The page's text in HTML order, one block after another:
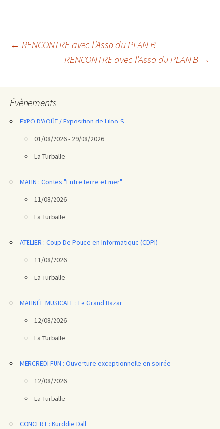
Navigation
← RENCONTRE avec l’Asso du PLAN B
RENCONTRE avec l’Asso du PLAN B →
Évènements
EXPO D'AOÛT / Exposition de Liloo-S
01/08/2026 - 29/08/2026
La Turballe
MATIN : Contes "Entre terre et mer"
11/08/2026
La Turballe
ATELIER : Coup De Pouce en Informatique (CDPI)
11/08/2026
La Turballe
MATINÉE MUSICALE : Le Grand Bazar
12/08/2026
La Turballe
MERCREDI FUN : Ouverture exceptionnelle en soirée
12/08/2026
La Turballe
CONCERT : Kurddie Dall